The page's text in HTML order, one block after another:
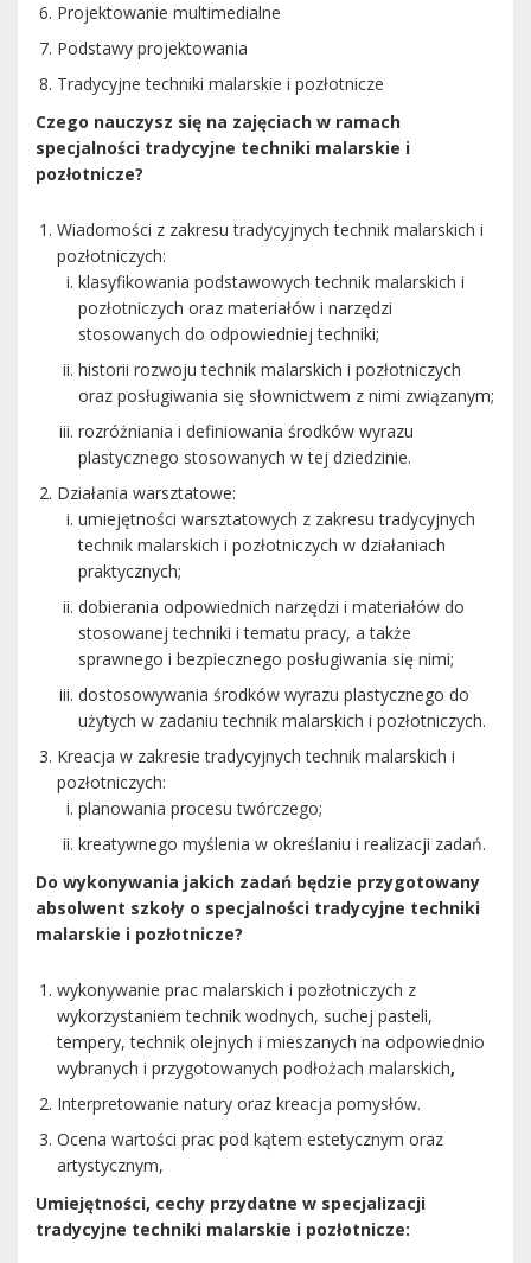
Projektowanie multimedialne
Podstawy projektowania
Tradycyjne techniki malarskie i pozłotnicze
Czego nauczysz się na zajęciach w ramach
specjalności tradycyjne techniki malarskie i
pozłotnicze?
Wiadomości z zakresu tradycyjnych technik malarskich i
pozłotniczych:
klasyfikowania podstawowych technik malarskich i
pozłotniczych oraz materiałów i narzędzi
stosowanych do odpowiedniej techniki;
historii rozwoju technik malarskich i pozłotniczych
oraz posługiwania się słownictwem z nimi związanym;
rozróżniania i definiowania środków wyrazu
plastycznego stosowanych w tej dziedzinie.
Działania warsztatowe:
umiejętności warsztatowych z zakresu tradycyjnych
technik malarskich i pozłotniczych w działaniach
praktycznych;
dobierania odpowiednich narzędzi i materiałów do
stosowanej techniki i tematu pracy, a także
sprawnego i bezpiecznego posługiwania się nimi;
dostosowywania środków wyrazu plastycznego do
użytych w zadaniu technik malarskich i pozłotniczych.
Kreacja w zakresie tradycyjnych technik malarskich i
pozłotniczych:
planowania procesu twórczego;
kreatywnego myślenia w określaniu i realizacji zadań.
Do wykonywania jakich zadań będzie przygotowany
absolwent szkoły o specjalności tradycyjne techniki
malarskie i pozłotnicze?
wykonywanie prac malarskich i pozłotniczych z
wykorzystaniem technik wodnych, suchej pasteli,
tempery, technik olejnych i mieszanych na odpowiednio
wybranych i przygotowanych podłożach malarskich,
Interpretowanie natury oraz kreacja pomysłów.
Ocena wartości prac pod kątem estetycznym oraz
artystycznym,
Umiejętności, cechy przydatne w specjalizacji
tradycyjne techniki malarskie i pozłotnicze: